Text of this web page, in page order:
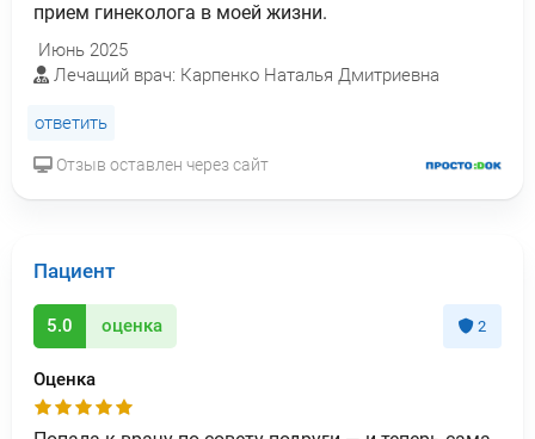
прием гинеколога в моей жизни.
Июнь 2025
Лечащий врач: Карпенко Наталья Дмитриевна
ответить
Отзыв оставлен через сайт
Пациент
5.0 оценка 2
Оценка